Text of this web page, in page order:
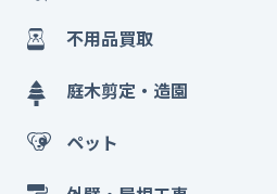
不用品買取
庭木剪定・造園
ペット